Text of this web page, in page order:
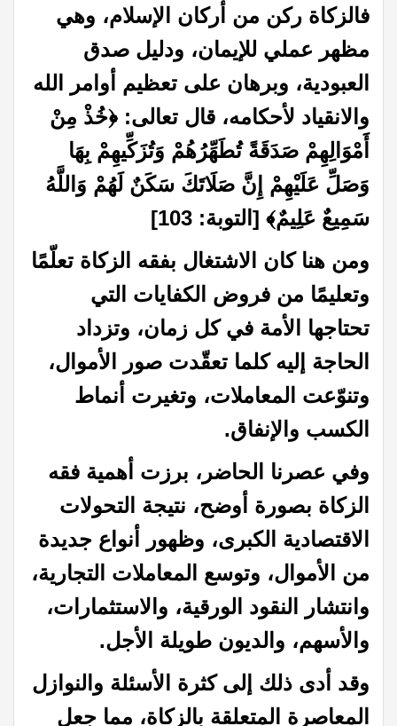
فالزكاة ركن من أركان الإسلام، وهي
مظهر عملي للإيمان، ودليل صدق
العبودية، وبرهان على تعظيم أوامر الله
والانقياد لأحكامه، قال تعالى: ﴿خُذْ مِنْ
أَمْوَالِهِمْ صَدَقَةً تُطَهِّرُهُمْ وَتُزَكِّيهِمْ بِهَا
وَصَلِّ عَلَيْهِمْ إِنَّ صَلَاتَكَ سَكَنٌ لَهُمْ وَاللَّهُ
سَمِيعٌ عَلِيمٌ﴾ [التوبة: 103]
ومن هنا كان الاشتغال بفقه الزكاة تعلّمًا
وتعليمًا من فروض الكفايات التي
تحتاجها الأمة في كل زمان، وتزداد
الحاجة إليه كلما تعقّدت صور الأموال،
وتنوّعت المعاملات، وتغيرت أنماط
الكسب والإنفاق.
وفي عصرنا الحاضر، برزت أهمية فقه
الزكاة بصورة أوضح، نتيجة التحولات
الاقتصادية الكبرى، وظهور أنواع جديدة
من الأموال، وتوسع المعاملات التجارية،
وانتشار النقود الورقية، والاستثمارات،
والأسهم، والديون طويلة الأجل.
وقد أدى ذلك إلى كثرة الأسئلة والنوازل
المعاصرة المتعلقة بالزكاة، مما جعل